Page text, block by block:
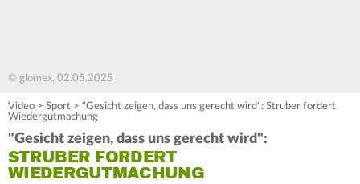
© glomex, 02.05.2025
Video > Sport > "Gesicht zeigen, dass uns gerecht wird": Struber fordert
Wiedergutmachung
"Gesicht zeigen, dass uns gerecht wird":
STRUBER FORDERT
WIEDERGUTMACHUNG